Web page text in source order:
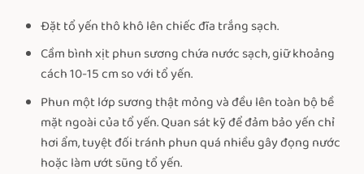
Đặt tổ yến thô khô lên chiếc đĩa trắng sạch.
Cầm bình xịt phun sương chứa nước sạch, giữ khoảng
cách 10-15 cm so với tổ yến.
Phun một lớp sương thật mỏng và đều lên toàn bộ bề
mặt ngoài của tổ yến. Quan sát kỹ để đảm bảo yến chỉ
hơi ẩm, tuyệt đối tránh phun quá nhiều gây đọng nước
hoặc làm ướt sũng tổ yến.